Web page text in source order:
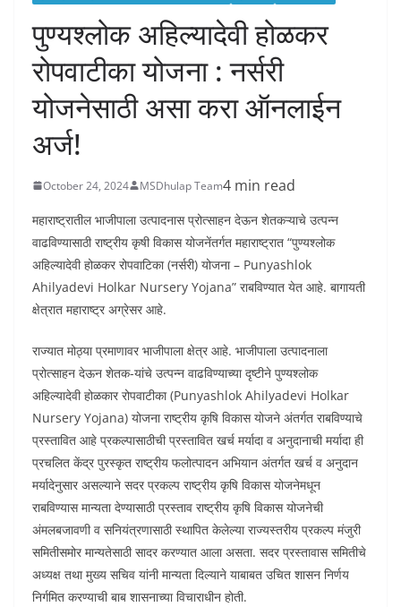
पुण्यश्लोक अहिल्यादेवी होळकर
रोपवाटीका योजना : नर्सरी
योजनेसाठी असा करा ऑनलाईन
अर्ज!
October 24, 2024 MSDhulap Team4 min read
महाराष्ट्रातील भाजीपाला उत्पादनास प्रोत्साहन देऊन शेतकऱ्याचे उत्पन्न
वाढविण्यासाठी राष्ट्रीय कृषी विकास योजनेंतर्गत महाराष्ट्रात “पुण्यश्लोक
अहिल्यादेवी होळकर रोपवाटिका (नर्सरी) योजना – Punyashlok
Ahilyadevi Holkar Nursery Yojana” राबविण्यात येत आहे. बागायती
क्षेत्रात महाराष्ट्र अग्रेसर आहे.
राज्यात मोठ्या प्रमाणावर भाजीपाला क्षेत्र आहे. भाजीपाला उत्पादनाला
प्रोत्साहन देऊन शेतक-यांचे उत्पन्न वाढविण्याच्या दृष्टीने पुण्यश्लोक
अहिल्यादेवी होळकार रोपवाटीका (Punyashlok Ahilyadevi Holkar
Nursery Yojana) योजना राष्ट्रीय कृषि विकास योजने अंतर्गत राबविण्याचे
प्रस्तावित आहे प्रकल्पासाठीची प्रस्तावित खर्च मर्यादा व अनुदानाची मर्यादा ही
प्रचलित केंद्र पुरस्कृत राष्ट्रीय फलोत्पादन अभियान अंतर्गत खर्च व अनुदान
मर्यादेनुसार असल्याने सदर प्रकल्प राष्ट्रीय कृषि विकास योजनेमधून
राबविण्यास मान्यता देण्यासाठी प्रस्ताव राष्ट्रीय कृषि विकास योजनेची
अंमलबजावणी व सनियंत्रणासाठी स्थापित केलेल्या राज्यस्तरीय प्रकल्प मंजुरी
समितीसमोर मान्यतेसाठी सादर करण्यात आला असता. सदर प्रस्तावास समितीचे
अध्यक्ष तथा मुख्य सचिव यांनी मान्यता दिल्याने याबाबत उचित शासन निर्णय
निर्गमित करण्याची बाब शासनाच्या विचाराधीन होती.